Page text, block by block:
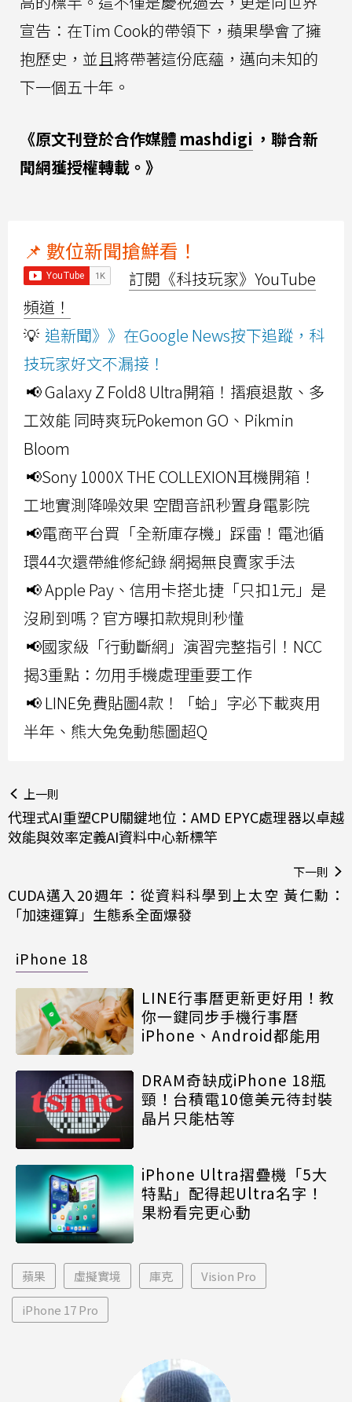
宣告：在Tim Cook的帶領下，蘋果學會了擁
抱歷史，並且將帶著這份底蘊，邁向未知的
下一個五十年。
《原文刊登於合作媒體 mashdigi ，聯合新
聞網獲授權轉載。》
📌 數位新聞搶鮮看！
訂閱《科技玩家》YouTube
頻道！
💡 追新聞》》在Google News按下追蹤，科
技玩家好文不漏接！
📢 Galaxy Z Fold8 Ultra開箱！摺痕退散、多
工效能 同時爽玩Pokemon GO、Pikmin
Bloom
📢Sony 1000X THE COLLEXION耳機開箱！
工地實測降噪效果 空間音訊秒置身電影院
📢電商平台買「全新庫存機」踩雷！電池循
環44次還帶維修紀錄 網揭無良賣家手法
📢 Apple Pay、信用卡搭北捷「只扣1元」是
沒刷到嗎？官方曝扣款規則秒懂
📢國家級「行動斷網」演習完整指引！NCC
揭3重點：勿用手機處理重要工作
📢 LINE免費貼圖4款！「蛤」字必下載爽用
半年、熊大兔兔動態圖超Q
上一則
代理式AI重塑CPU關鍵地位：AMD EPYC處理器以卓越
效能與效率定義AI資料中心新標竿
下一則
CUDA邁入20週年：從資料科學到上太空 黃仁勳：
「加速運算」生態系全面爆發
iPhone 18
LINE行事曆更新更好用！教
你一鍵同步手機行事曆
iPhone、Android都能用
DRAM奇缺成iPhone 18瓶
頸！台積電10億美元待封裝
晶片只能枯等
iPhone Ultra摺疊機「5大
特點」配得起Ultra名字！
果粉看完更心動
蘋果 虛擬實境 庫克 Vision Pro
iPhone 17 Pro